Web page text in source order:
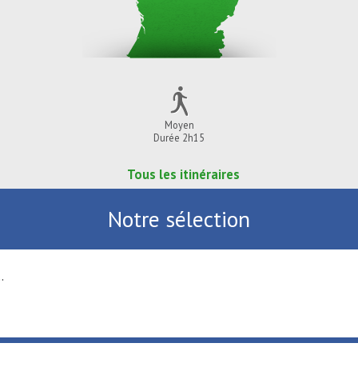
Moyen
Durée 2h15
Tous les itinéraires
Notre sélection